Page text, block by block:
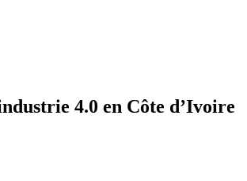
4.0 en Côte d’Ivoire